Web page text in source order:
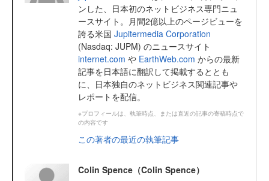
ンした、日本初のネットビジネス専門ニュ
ースサイト。月間2億以上のページビューを
誇る米国 Jupitermedia Corporation
(Nasdaq: JUPM) のニュースサイト
internet.com や EarthWeb.com からの最新
記事を日本語に翻訳して掲載するととも
に、日本独自のネットビジネス関連記事や
レポートを配信。
※プロフィールは、執筆時点、または直近の記事の寄稿時点で
の内容です
この著者の最近の執筆記事
Colin Spence（Colin Spence）